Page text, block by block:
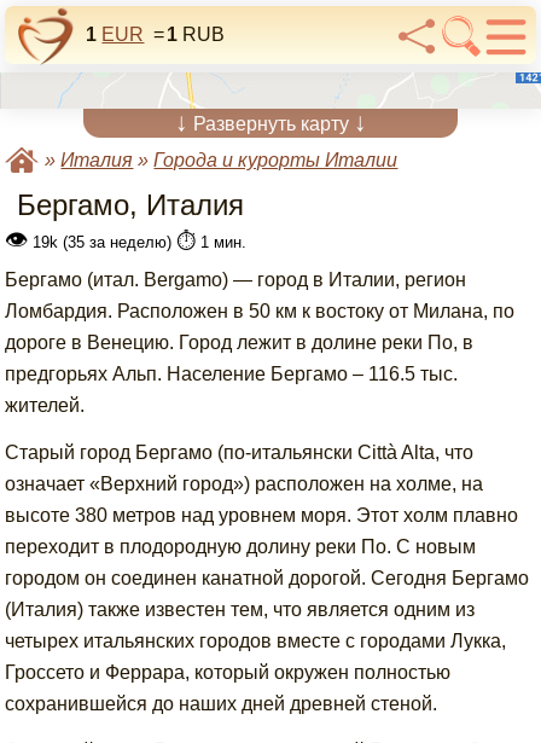
1 EUR =1 RUB
↓ Развернуть карту ↓
»Италия »Города и курорты Италии
Бергамо, Италия
👁 19k (35 за неделю) ⏱️ 1 мин.
Бергамо (итал. Bergamo) — город в Италии, регион
Ломбардия. Расположен в 50 км к востоку от Милана, по
дороге в Венецию. Город лежит в долине реки По, в
предгорьях Альп. Население Бергамо – 116.5 тыс.
жителей.
Старый город Бергамо (по-итальянски Città Alta, что
означает «Верхний город») расположен на холме, на
высоте 380 метров над уровнем моря. Этот холм плавно
переходит в плодородную долину реки По. С новым
городом он соединен канатной дорогой. Сегодня Бергамо
(Италия) также известен тем, что является одним из
четырех итальянских городов вместе с городами Лукка,
Гроссето и Феррара, который окружен полностью
сохранившейся до наших дней древней стеной.